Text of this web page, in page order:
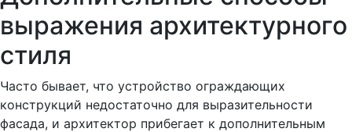
выражения архитектурного
стиля
Часто бывает, что устройство ограждающих
конструкций недостаточно для выразительности
фасада, и архитектор прибегает к дополнительным